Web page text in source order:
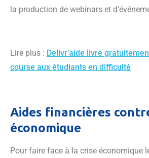
la production de webinars et
Lire plus : Delivr’aide livre
course aux étudiants en difficulté
Aides financières
économique
Pour faire face à la crise économique